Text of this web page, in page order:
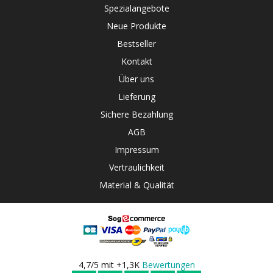
Spezialangebote
Neue Produkte
Bestseller
Kontakt
Über uns
Lieferung
Sichere Bezahlung
AGB
Impressum
Vertraulichkeit
Material & Qualität
4,7/5 mit +1,3K Bewertungen